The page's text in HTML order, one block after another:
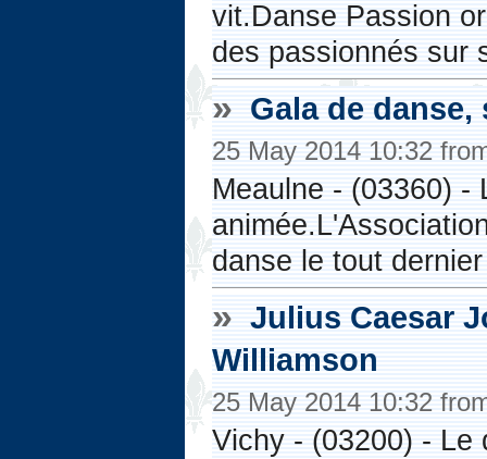
vit.Danse Passion
des passionnés sur
» Gala de
25 May 2014 10:32
Meaulne - (03360) -
danse le tout
» Julius Caesar
Williamson
25 May 2014 10:32
Vichy - (03200) - Le